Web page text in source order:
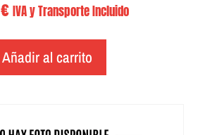
€ IVA y Transporte Incluido
Añadir al carrito